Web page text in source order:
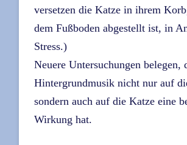
versetzen die Katze in ihrem
dem Fußboden abgestellt ist, in
Stress.)
Neuere Untersuchungen belegen,
Hintergrundmusik nicht nur auf
sondern auch auf die Katze eine
Wirkung hat.